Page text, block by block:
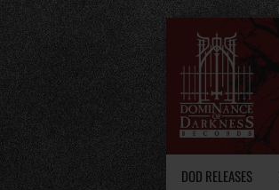
DOD RELEASES